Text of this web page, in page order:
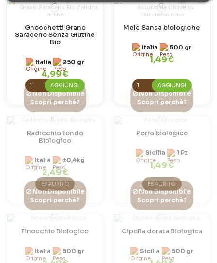
Gnocchetti Grano
Saraceno Senza Glutine
Bio
Italia 250 gr
4,99 €
AGGIUNGI
Mele Sansa biologiche
Italia 500 gr
1,49 €
AGGIUNGI
Non Disponibile
Scopri perchè?
Radicchio tondo
Biologico
Italia ±0,4kg
2,49 €
ESAURITO
Non Disponibile
Scopri perchè?
Porro biologico
Sicilia 1 Pz
1,49 €
ESAURITO
Non Disponibile
Scopri perchè?
Finocchio Biologico
Italia 500 gr
Non Disponibile
Scopri perchè?
Cipolla dorata Biologica
Sicilia 500 gr